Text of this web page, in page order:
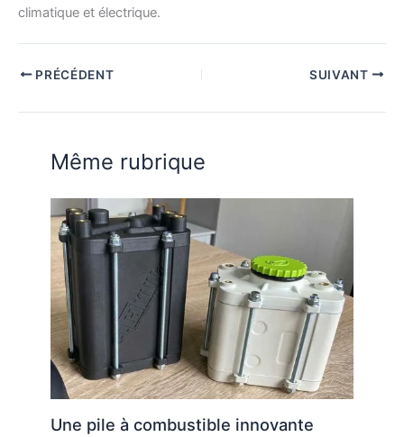
climatique et électrique.
PRÉCÉDENT SUIVANT
Même rubrique
Une pile à combustible innovante